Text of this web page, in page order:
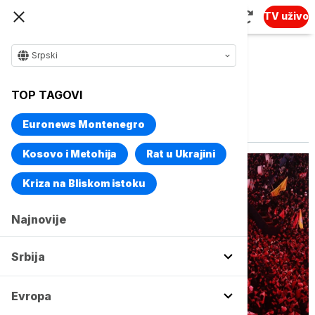
TV uživo
Srpski
TOP TAGOVI
Euronews Montenegro
Kosovo i Metohija Rat u Ukrajini
Kriza na Bliskom istoku
Najnovije
Srbija
Evropa
Vise o temi
Ajatolah Ali Hamnei